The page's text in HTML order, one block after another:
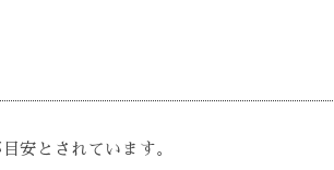
目安とされています。